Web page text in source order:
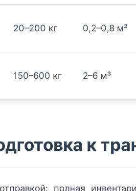
20–200 кг 0,2–0,8 м³
150–600 кг 2–6 м³
к
полная